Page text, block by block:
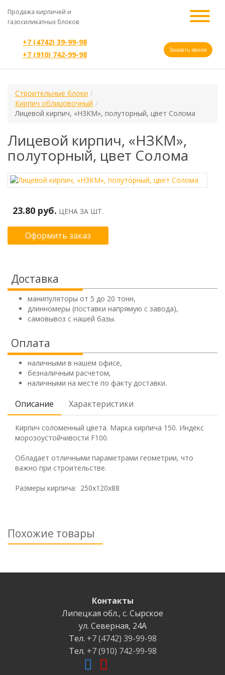
Продажа кирпичей и
газосиликатных блоков
+7 (4742) 39-99-98
+7 (910) 742-99-98
Заказать звонок
Строительные блоки
Кирпич облицовочный
Лицевой кирпич, «НЗКМ», полуторный, цвет Солома
Лицевой кирпич, «НЗКМ»,
полуторный, цвет Солома
23.80 руб. ЦЕНА ЗА ШТ.
Оформить заказ
Доставка
манипуляторы от 5 до 20 тонн,
длинномеры (поставки напрямую с завода),
самовывоз с нашей базы.
Оплата
наличными в нашем офисе,
безналичным расчетом,
наличными на месте по факту доставки.
Описание Характеристики
Кирпич соломенный цвета. Марка кирпича 150. Индекс
морозоустойчивости F100.
Обладает отличными параметрами геометрии, что
важно при строительстве.
Размеры кирпича: 250х120х88
Похожие товары
Контакты
Липецкая обл., с. Cырское
ул. Северная, 24А
Тел. +7 (4742) 39-99-98
Тел. +7 (910) 742-99-98